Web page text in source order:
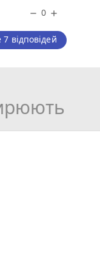
remove 0 add
відповідей